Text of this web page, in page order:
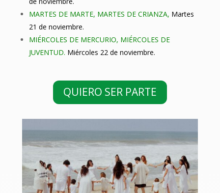
MARTES DE MARTE, MARTES DE CRIANZA, Martes
21 de noviembre.
MIÉRCOLES DE MERCURIO, MIÉRCOLES DE
JUVENTUD. Miércoles 22 de noviembre.
QUIERO SER PARTE